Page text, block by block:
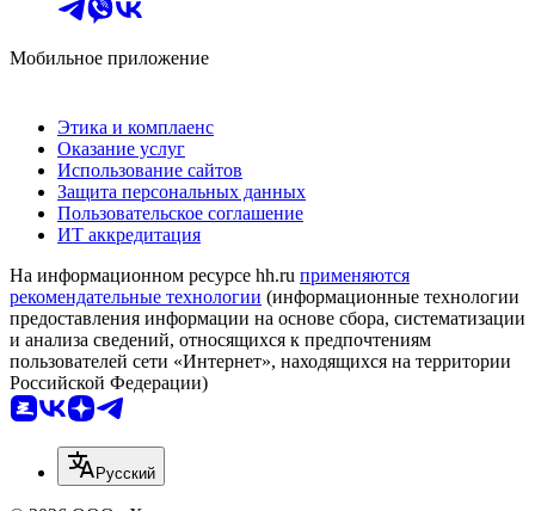
Мобильное приложение
Этика и комплаенс
Оказание услуг
Использование сайтов
Защита персональных данных
Пользовательское соглашение
ИТ аккредитация
На информационном ресурсе hh.ru применяются
рекомендательные технологии (информационные технологии
предоставления информации на основе сбора, систематизации
и анализа сведений, относящихся к предпочтениям
пользователей сети «Интернет», находящихся на территории
Российской Федерации)
Русский